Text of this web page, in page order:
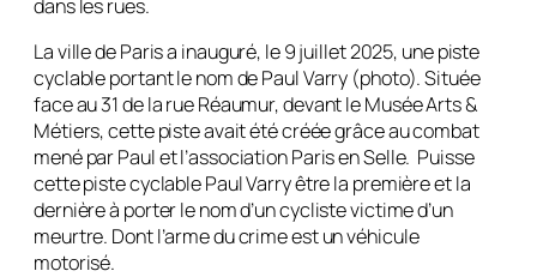
dans les rues.
La ville de Paris a inauguré, le 9 juillet 2025, une piste
cyclable portant le nom de Paul Varry (photo). Située
face au 31 de la rue Réaumur, devant le Musée Arts &
Métiers, cette piste avait été créée grâce au combat
mené par Paul et l’association Paris en Selle. Puisse
cette piste cyclable Paul Varry être la première et la
dernière à porter le nom d’un cycliste victime d’un
meurtre. Dont l’arme du crime est un véhicule
motorisé.